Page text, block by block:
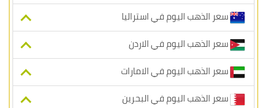
سعر الذهب اليوم في استراليا
سعر الذهب اليوم في الاردن
سعر الذهب اليوم في الامارات
سعر الذهب اليوم في البحرين